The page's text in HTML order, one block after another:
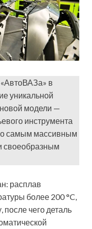
в
уникальной
модели —
инструмента
самым массивным
своеобразным
расплав
более 200 °C,
чего деталь